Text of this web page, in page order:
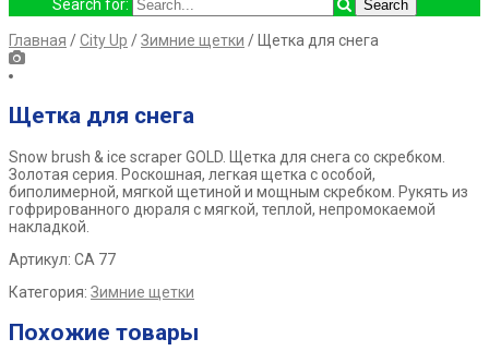
Search for:
Главная /City Up /Зимние щетки / Щетка для снега
Щетка для снега
Snow brush & ice scraper GOLD.
Щетка для снега со скребком.
Золотая серия. Роскошная, легкая щетка с особой,
биполимерной, мягкой щетиной и мощным скребком. Рукять из
гофрированного дюраля смягкой, теплой, непромокаемой
накладкой.
Артикул: СА 77
Категория: Зимние щетки
Похожие товары